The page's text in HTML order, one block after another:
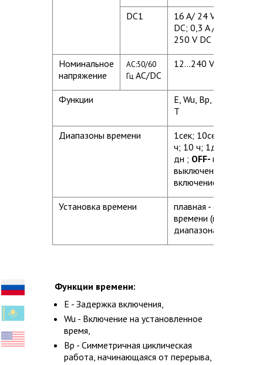
DC1
16 A/ 24 V
DC; 0,3 A /
250 V DC
Номинальное
напряжение
AC:50/60
Гц AC/DC
12...240 V
Функции
E, Wu, Bp, Bi, R, Ws,
T
Диапазоны времени
1сек; 10сек; 1мин;
ч; 10 ч; 1дн; 10
дн ; OFF- постоянное
выключение,
включение
Установка времени
плавная - (0,1...1) x
времени (не касается
диапазона ON / OFF)
Функции времени:
E - Задержка включения,
Wu - Включение на установленное
время,
Bp - Симметричная циклическая
работа, начинающаяся от перерыва,